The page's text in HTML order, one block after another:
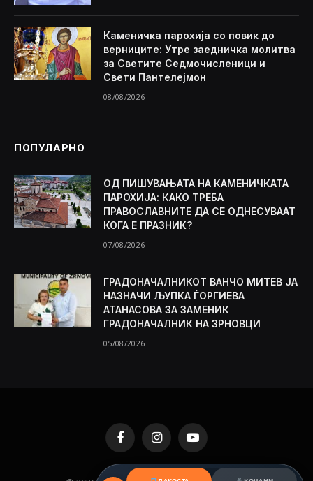
Каменичка парохија со повик до
верниците: Утре заедничка молитва
за Светите Седмочисленици и
Свети Пантелејмон
08/08/2026
ПОПУЛАРНО
ОД ПИШУВАЊАТА НА КАМЕНИЧКАТА
ПАРОХИЈА: КАКО ТРЕБА
ПРАВОСЛАВНИТЕ ДА СЕ ОДНЕСУВААТ
КОГА Е ПРАЗНИК?
07/08/2026
ГРАДОНАЧАЛНИКОТ ВАНЧО МИТЕВ ЈА
НАЗНАЧИ ЉУПКА ЃОРГИЕВА
АТАНАСОВА ЗА ЗАМЕНИК
ГРАДОНАЧАЛНИК НА ЗРНОВЦИ
05/08/2026
FacebookInstagramYouTube